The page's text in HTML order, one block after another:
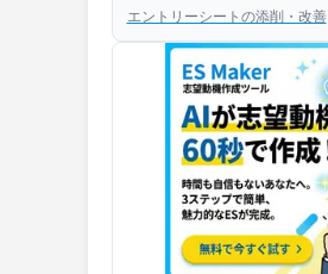
エントリーシートの添削・改善